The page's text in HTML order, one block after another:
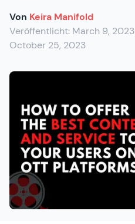
Von Keira Manifold
Veröffentlicht: March 9, 2023
October 25, 2023